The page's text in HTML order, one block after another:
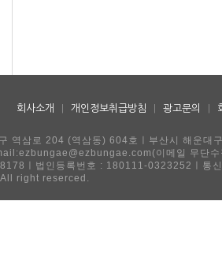
회사소개 개인정보취급방침 광고문의
역삼로 204 (역삼동) 604호ㅣ부산시 해운
이메일 무단수
ㅣ법인등록번호 : 180111-0323252ㅣ통
right reserced.